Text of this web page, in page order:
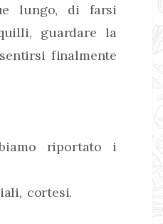
lungo, di farsi
guardare la
finalmente
riportato i
cortesi.